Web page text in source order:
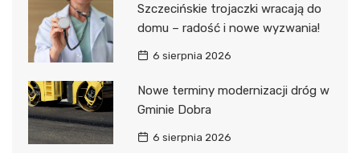
Szczecińskie trojaczki wracają do
domu – radość i nowe wyzwania!
6 sierpnia 2026
Nowe terminy modernizacji dróg w
Gminie Dobra
6 sierpnia 2026